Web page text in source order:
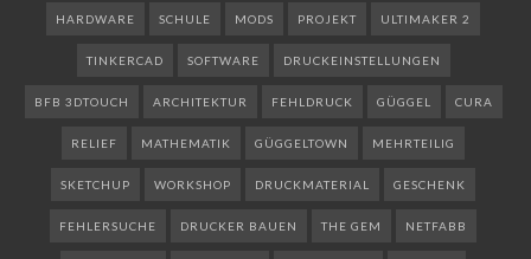
HARDWARE SCHULE MODS PROJEKT ULTIMAKER 2
TINKERCAD SOFTWARE DRUCKEINSTELLUNGEN
BFB 3DTOUCH ARCHITEKTUR FEHLDRUCK GÜGGEL CURA
RELIEF MATHEMATIK GÜGGELTOWN MEHRTEILIG
SKETCHUP WORKSHOP DRUCKMATERIAL GESCHENK
FEHLERSUCHE DRUCKER BAUEN THE GEM NETFABB